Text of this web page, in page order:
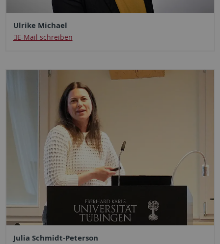
Ulrike Michael
E-Mail schreiben
Julia Schmidt-Peterson